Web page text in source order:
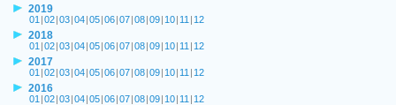
2019
01 |02|03|04|05|06|07|08|09| 10| 11 | 12
2018
01 |02|03|04|05|06|07|08|09| 10| 11 | 12
2017
01 |02|03|04|05|06|07|08|09| 10| 11 | 12
2016
01 |02|03|04|05|06|07|08|09| 10| 11 | 12